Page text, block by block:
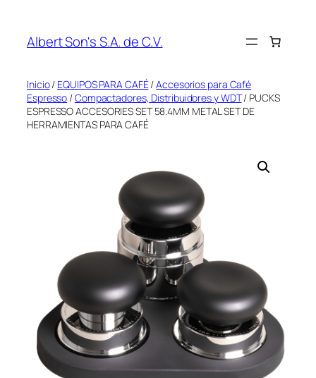
contenido
Albert Son's S.A. de C.V.
Inicio/ EQUIPOS PARA CAFÉ/Accesorios para Café
Espresso /Compactadores, Distribuidores y WDT/ PUCKS
ESPRESSO ACCESORIES SET 58.4MM METAL SET DE
HERRAMIENTAS PARA CAFÉ